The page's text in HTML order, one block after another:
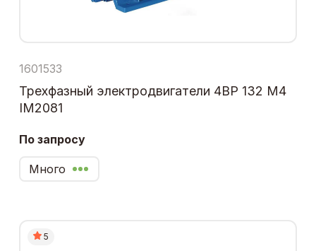
1601533
Трехфазный электродвигатели 4ВР 132 М4
IM2081
По запросу
Много
5